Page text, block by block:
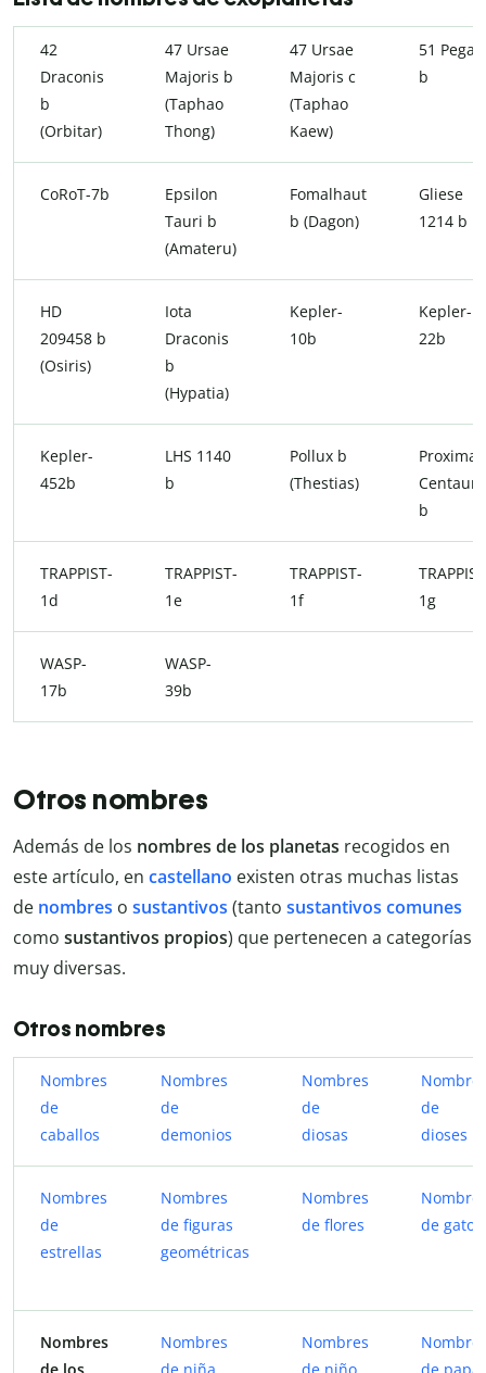
42
Draconis
b
(Orbitar)
47 Ursae
Majoris b
(Taphao
Thong)
47 Ursae
Majoris c
(Taphao
Kaew)
51 Pegasi
b
CoRoT-7b
Epsilon
Tauri b
(Amateru)
Fomalhaut
b (Dagon)
Gliese
1214 b
HD
209458 b
(Osiris)
Iota
Draconis
b
(Hypatia)
Kepler-
10b
Kepler-
22b
Kepler-
452b
LHS 1140
b
Pollux b
(Thestias)
Proxima
Centauri
b
TRAPPIST-
1d
TRAPPIST-
1e
TRAPPIST-
1f
1g
WASP-
17b
WASP-
39b
Otros nombres
Además de los nombres de los planetas recogidos en
este artículo, en castellano existen otras muchas listas
de nombres o sustantivos (tanto sustantivos comunes
como sustantivos propios) que pertenecen a categorías
muy diversas.
Otros nombres
Nombres
de
caballos
Nombres
de
demonios
Nombres
de
diosas
de
dioses
Nombres
de
estrellas
Nombres
de figuras
geométricas
Nombres
de flores
de gato
Nombres
Nombres
Nombres